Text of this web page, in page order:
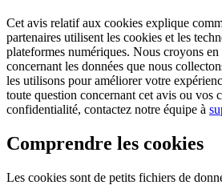
Cet avis relatif aux cookies explique
partenaires utilisent les cookies et les
plateformes numériques. Nous croyons en
concernant les données que nous
les utilisons pour améliorer votre
toute question concernant cet avis ou vos
confidentialité, contactez notre équipe à
Comprendre les cookies
Les cookies sont de petits fichiers de